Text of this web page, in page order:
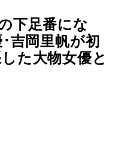
下足番にな
吉岡里帆が初
た大物女優と